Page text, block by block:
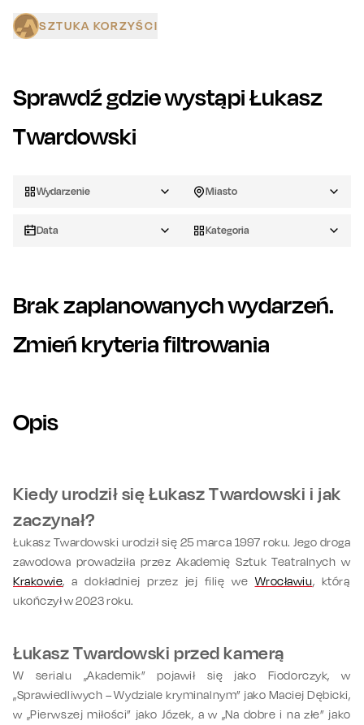
SZTUKA KORZYŚCI
Sprawdź gdzie wystąpiŁukasz
Twardowski
Wydarzenie Miasto
Data Kategoria
Brak zaplanowanych wydarzeń.
Zmień kryteria filtrowania
Opis
Kiedy urodził się Łukasz Twardowski i jak
zaczynał?
Łukasz Twardowski urodził się 25 marca 1997 roku. Jego droga
zawodowa prowadziła przez Akademię Sztuk Teatralnych w
Krakowie, a dokładniej przez jej filię weWrocławiu, którą
ukończył w 2023 roku.
Łukasz Twardowski przed kamerą
W serialu „Akademik” pojawił się jako Fiodorczyk, w
„Sprawiedliwych – Wydziale kryminalnym” jako Maciej Dębicki,
w „Pierwszej miłości” jako Józek, a w „Na dobre i na złe” jako